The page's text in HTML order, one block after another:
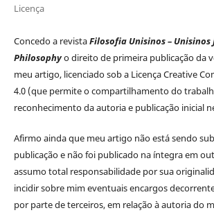
Licença
Concedo a revistaFilosofia Unisinos – Unisinos
Philosophyo direito de primeira publicação da
meu artigo, licenciado sob a Licença Creative
4.0 (que permite o compartilhamento do
reconhecimento da autoria e publicação inicial
Afirmo ainda que meu artigo não está sendo
publicação e não foi publicado na íntegra em
assumo total responsabilidade por sua
incidir sobre mim eventuais encargos
por parte de terceiros, em relação à autoria do